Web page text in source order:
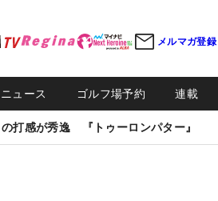
メルマガ登録
ュース ゴルフ場予約 連載
打感が秀逸 『トゥーロンパター』